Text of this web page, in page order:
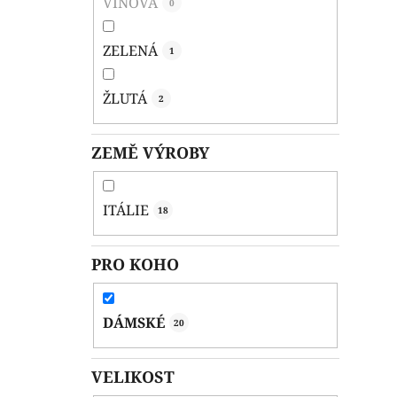
ZELENÁ 1
ŽLUTÁ 2
ZEMĚ VÝROBY
ITÁLIE 18
PRO KOHO
DÁMSKÉ 20
VELIKOST